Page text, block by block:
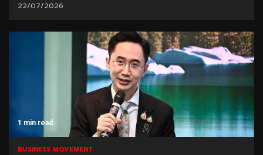
22/07/2026
1 min read
BUSINESS MOVEMENT